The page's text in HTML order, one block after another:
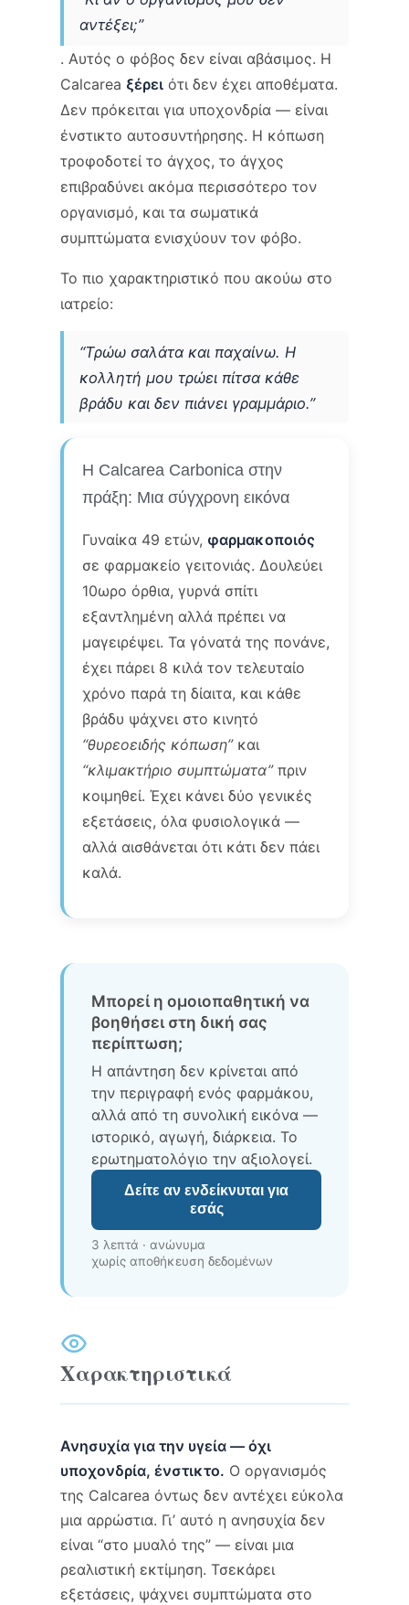
αντέξει;”
. Αυτός ο φόβος δεν είναι αβάσιμος. Η
Calcarea ξέρει ότι δεν έχει αποθέματα.
Δεν πρόκειται για υποχονδρία — είναι
ένστικτο αυτοσυντήρησης. Η κόπωση
τροφοδοτεί το άγχος, το άγχος
επιβραδύνει ακόμα περισσότερο τον
οργανισμό, και τα σωματικά
συμπτώματα ενισχύουν τον φόβο.
Το πιο χαρακτηριστικό που ακούω στο
ιατρείο:
“Τρώω σαλάτα και παχαίνω. Η
κολλητή μου τρώει πίτσα κάθε
βράδυ και δεν πιάνει γραμμάριο.”
Η Calcarea Carbonica στην
πράξη: Μια σύγχρονη εικόνα
Γυναίκα 49 ετών, φαρμακοποιός
σε φαρμακείο γειτονιάς. Δουλεύει
10ωρο όρθια, γυρνά σπίτι
εξαντλημένη αλλά πρέπει να
μαγειρέψει. Τα γόνατά της πονάνε,
έχει πάρει 8 κιλά τον τελευταίο
χρόνο παρά τη δίαιτα, και κάθε
βράδυ ψάχνει στο κινητό
“θυρεοειδής κόπωση”και
“κλιμακτήριο συμπτώματα”πριν
κοιμηθεί. Έχει κάνει δύο γενικές
εξετάσεις, όλα φυσιολογικά —
αλλά αισθάνεται ότι κάτι δεν πάει
καλά.
Μπορεί η ομοιοπαθητική να
βοηθήσει στη δική σας
περίπτωση;
Η απάντηση δεν κρίνεται από
την περιγραφή ενός φαρμάκου,
αλλά από τη συνολική εικόνα —
ιστορικό, αγωγή, διάρκεια. Το
ερωτηματολόγιο την αξιολογεί.
Δείτε αν ενδείκνυται για
εσάς
3 λεπτά · ανώνυμα
χωρίς αποθήκευση δεδομένων
Χαρακτηριστικά
Ανησυχία για την υγεία — όχι
υποχονδρία, ένστικτο. Ο οργανισμός
της Calcarea όντως δεν αντέχει εύκολα
μια αρρώστια. Γι’ αυτό η ανησυχία δεν
είναι “στο μυαλό της” — είναι μια
ρεαλιστική εκτίμηση. Τσεκάρει
εξετάσεις, ψάχνει συμπτώματα στο